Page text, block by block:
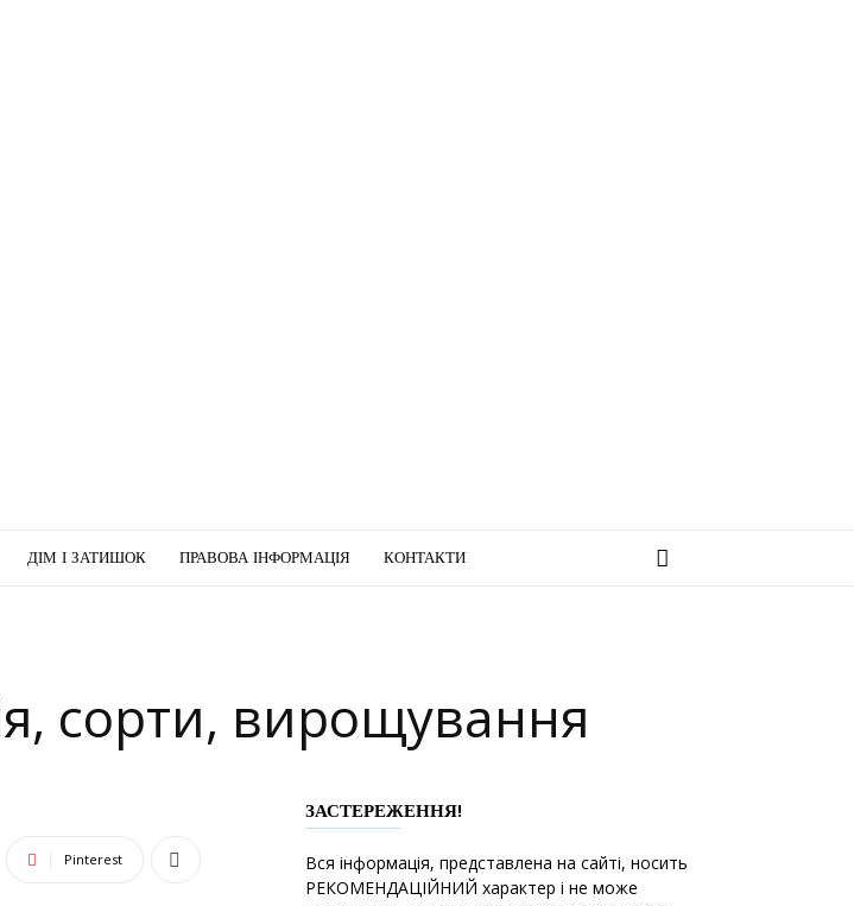
ДІМ І ЗАТИШОК ПРАВОВА ІНФОРМАЦІЯ КОНТАКТИ
сорти, вирощування
Pinterest
ЗАСТЕРЕЖЕННЯ!
Вся інформація, представлена на сайті, носить
РЕКОМЕНДАЦІЙНИЙ характер і не може